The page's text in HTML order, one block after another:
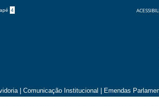
4
Comunicação Institucional Emendas